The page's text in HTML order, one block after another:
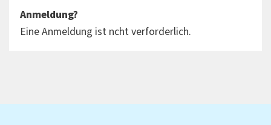
Anmeldung?
Eine Anmeldung ist ncht verforderlich.